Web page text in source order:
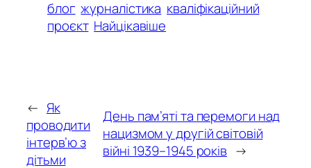
блог журналістика кваліфікаційний
проєкт Найцікавіше
← Як
проводити
інтерв’ю з
дітьми
День пам’яті та перемоги над
нацизмом у другій світовій
війні 1939–1945 років →